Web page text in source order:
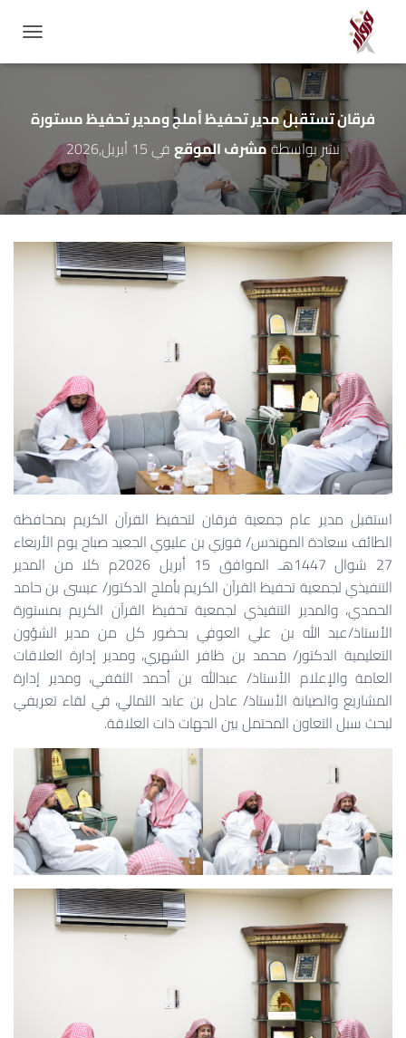
فرقان تستقبل مدير تحفيظ أملج ومدير تحفيظ مستورة
نشر بواسطةمشرف الموقعفي15 أبريل,2026
استقبل مدير عام جمعية فرقان لتحفيظ القرآن الكريم بمحافظة
الطائف سعادة المهندس/ فوزي بن عليوي الجعيد صباح يوم الأربعاء
27 شوال 1447هـ الموافق 15 أبريل 2026م كلا من المدير
التنفيذي لجمعية تحفيظ القرآن الكريم بأملج الدكتور/ عيسى بن حامد
الحمدي، والمدير التنفيذي لجمعية تحفيظ القرآن الكريم بمستورة
الأستاذ/عبد الله بن علي العوفي بحضور كل من مدير الشؤون
التعليمية الدكتور/ محمد بن ظافر الشهري، ومدير إدارة العلاقات
العامة والإعلام الأستاذ/ عبدالله بن أحمد الثقفي، ومدير إدارة
المشاريع والصيانة الأستاذ/ عادل بن عابد الثمالي، في لقاء تعريفي
لبحث سبل التعاون المحتمل بين الجهات ذات العلاقة.